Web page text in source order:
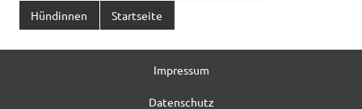
Hündinnen Startseite
Impressum
Datenschutz